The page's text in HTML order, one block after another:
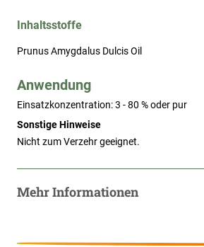
Inhaltsstoffe
Prunus Amygdalus Dulcis Oil
Anwendung
Einsatzkonzentration: 3 - 80 % oder pur
Sonstige Hinweise
Nicht zum Verzehr geeignet.
Mehr Informationen